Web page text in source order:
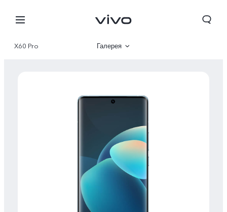
Беларусь | Выберите страну/регион
X60 Pro Галерея
Характеристики